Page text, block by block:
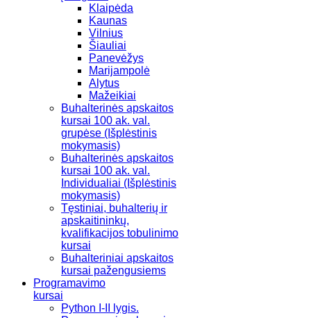
Klaipėda
Kaunas
Vilnius
Šiauliai
Panevėžys
Marijampolė
Alytus
Mažeikiai
Buhalterinės apskaitos
kursai 100 ak. val.
grupėse (Išplėstinis
mokymasis)
Buhalterinės apskaitos
kursai 100 ak. val.
Individualiai (Išplėstinis
mokymasis)
Tęstiniai, buhalterių ir
apskaitininkų,
kvalifikacijos tobulinimo
kursai
Buhalteriniai apskaitos
kursai pažengusiems
Programavimo
kursai
Python I-II lygis.